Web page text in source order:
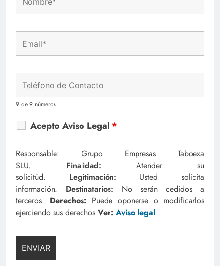
9 de 9 números
Acepto Aviso Legal *
Responsable: Grupo Empresas Taboexa
SLU. Finalidad:Atender su
solicitúd. Legitimación: Usted solicita
información. Destinatarios: No serán cedidos a
terceros. Derechos: Puede oponerse o modificarlos
ejerciendo sus derechos Ver: Aviso legal